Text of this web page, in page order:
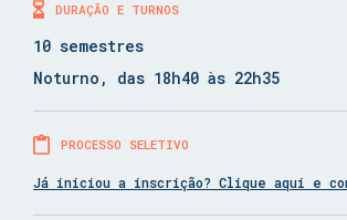
DURAÇÃO E TURNOS
10 semestres
Noturno, das 18h40 às 22h35
PROCESSO SELETIVO
Já iniciou a inscrição? Clique aqui e